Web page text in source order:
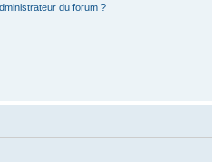
du forum ?